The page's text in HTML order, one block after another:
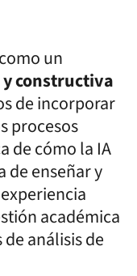
un
constructiva
de incorporar
procesos
de cómo la IA
de enseñar y
académica
análisis de